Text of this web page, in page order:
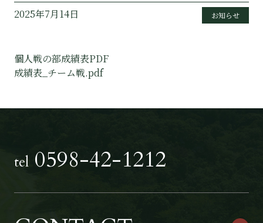
2025年7月14日 お知らせ
個人戦の部成績表PDF
成績表_チーム戦.pdf
tel 0598-42-1212